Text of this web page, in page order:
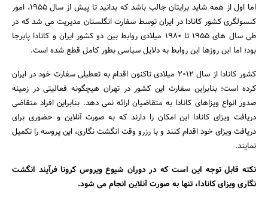
اما اول از همه شاید برایتان جالب باشد که بدانید تا پیش از سال 1955، امور
کنسولگری کشور کانادا در ایران توسط سفارت انگلستان مدیریت می ‌شد که در
طی سال‌ های 1955 تا 1980 میلادی روابط بین دو کشور ایران و کانادا پابرجا
بود؛ اما این روزها این روابط به دلایل سیاسی بطور کامل قطع شده است.
کشور کانادا از سال 2012 میلادی تاکنون اقدام به تعطیلی سفارت خود در ایران
کرده است؛ بنابراین سفارت این کشور در تهران هیچگونه فعالیتی در زمینه
صدور انواع ویزاهای کانادا به متقاضیان ارائه نمی ‌دهد. بنابراین افراد متقاضی
دریافت ویزای کانادا این امکان را دارند که به صورت آنلاین و حضوری برای
دریافت ویزای خود اقدام کنند و با رزرو وقت انگشت نگاری، این پروسه را تکمیل
نمایند.
نکته قابل توجه این است که در دوران شیوع ویروس کرونا فرآیند انگشت
نگاری ویزای کانادا، تنها به صورت آنلاین انجام می شود.